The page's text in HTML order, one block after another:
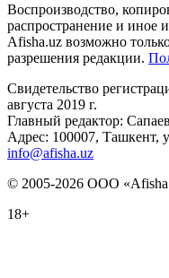
Воспроизводство,
распространение и иное
Afisha.uz возможно
разрешения редакции.
Свидетельство
августа 2019 г.
Главный редактор:
Адрес: 100007, Ташкент,
info@afisha.uz
© 2005-2026 ООО «Afisha
18+